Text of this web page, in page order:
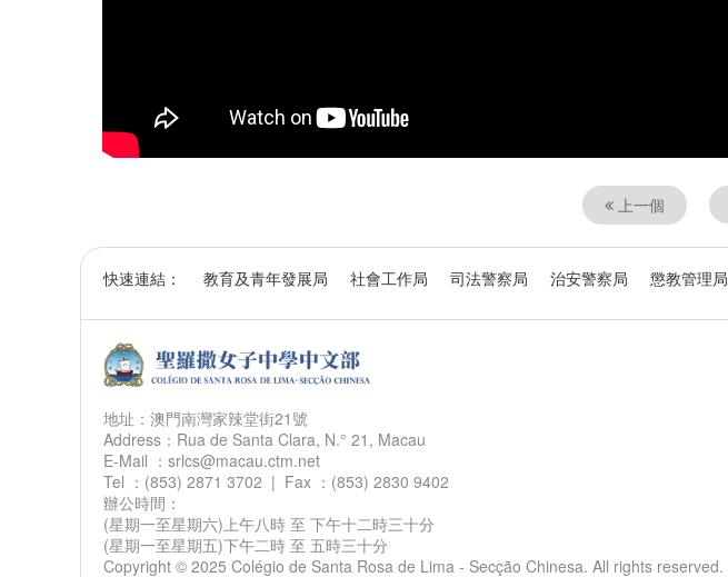
上一個
快速連結： 教育及青年發展局 社會工作局 司法警察局 治安警察局 懲教管理局
地址：澳門南灣家辣堂街21號
Address：Rua de Santa Clara, N.° 21, Macau
E-Mail ：srlcs@macau.ctm.net
Tel ：(853) 2871 3702 | Fax ：(853) 2830 9402
辦公時間：
(星期一至星期六)上午八時 至 下午十二時三十分
(星期一至星期五)下午二時 至 五時三十分
Copyright © 2025 Colégio de Santa Rosa de Lima - Secção Chinesa. All rights reserved.